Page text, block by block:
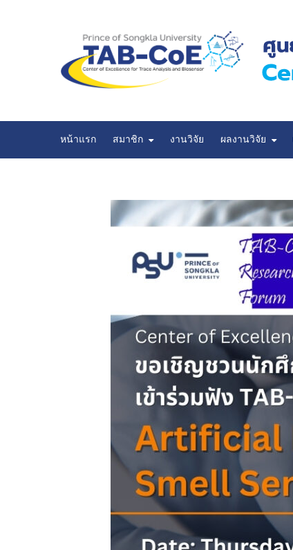
หน้าแรก สมาชิก งานวิจัย ผลงานวิจัย